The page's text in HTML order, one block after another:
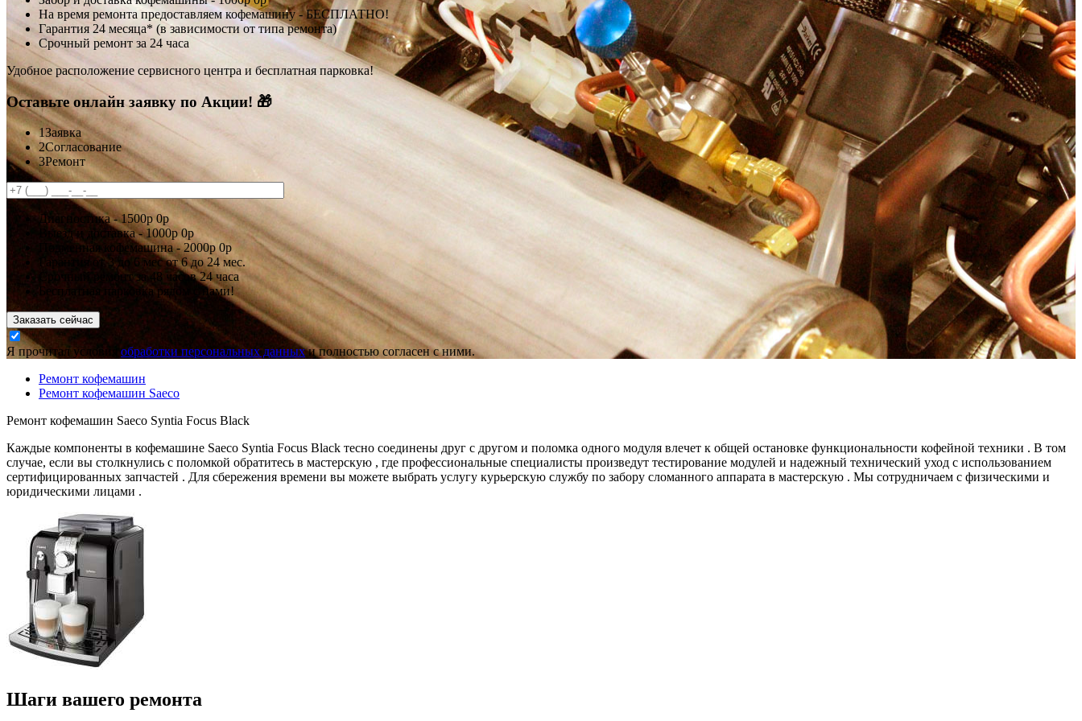
На время ремонта предоставляем кофемашину - БЕСПЛАТНО!
Гарантия 24 месяца* (в зависимости от типа ремонта)
Срочный ремонт за 24 часа
Удобное расположение сервисного центра и бесплатная парковка!
Оставьте онлайн заявку по Акции! 🎁
1Заявка
2Согласование
3Ремонт
Диагностика -1500р0р
Выезд и доставка -1000р 0р
Подменная кофемашина -2000р0р
Гарантия
от 3 до 6 месот 6 до 24 мес.
Срочный ремонт за 48 часов24 часа
Бесплатная парковка рядом с нами!
Заказать сейчас
Я прочитал условия обработки персональных данныхи полностью согласен с ними.
Ремонт кофемашин
Ремонт кофемашин Saeco
Ремонт кофемашин Saeco Syntia Focus Black
Каждые компоненты в кофемашине Saeco Syntia Focus Black тесно соединены друг с другом и поломка одного модуля влечет к общей остановке функциональности кофейной техники . В том
случае, если вы столкнулись с поломкой обратитесь в мастерскую , где профессиональные специалисты произведут тестирование модулей и надежный технический уход с использованием
сертифицированных запчастей . Для сбережения времени вы можете выбрать услугу курьерскую службу по забору сломанного аппарата в мастерскую . Мы сотрудничаем с физическими и
юридическими лицами .
Шаги вашего ремонта